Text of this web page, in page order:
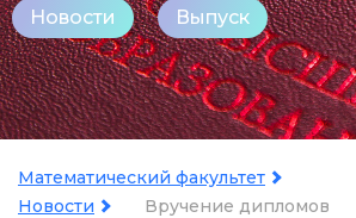
Новости Выпуск
Математический факультет
Новости
Вручение дипломов